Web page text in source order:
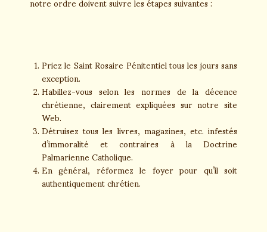
Priez le Saint Rosaire Pénitentiel tous les jours sans
exception.
Habillez-vous selon les normes de la décence
chrétienne, clairement expliquées sur notre site
Web.
Détruisez tous les livres, magazines, etc. infestés
d’immoralité et contraires à la Doctrine
Palmarienne Catholique.
En général, réformez le foyer pour qu’il soit
authentiquement chrétien.